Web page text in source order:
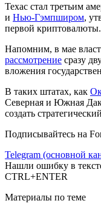
Техас стал третьим
и Нью-Гэмпширом,
первой криптовалюты.
Напомним, в мае
рассмотрение сразу
вложения
В таких штатах, как
Северная и Южная
создать
Подписывайтесь на
Telegram (основной
Нашли ошибку в
CTRL+ENTER
Материалы по теме